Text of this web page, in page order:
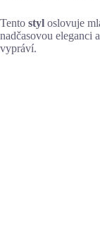
Tento styl oslovuje
nadčasovou eleganci
vypráví.